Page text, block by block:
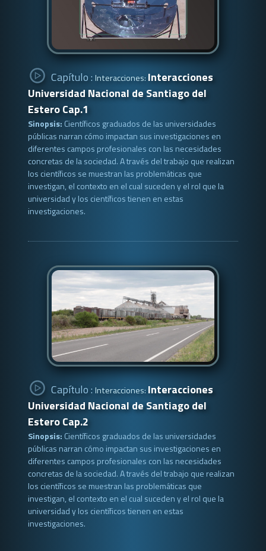
Capítulo : Interacciones: Interacciones
Universidad Nacional de Santiago del
Estero Cap.1
Sinopsis: Científicos graduados de las universidades
públicas narran cómo impactan sus investigaciones en
diferentes campos profesionales con las necesidades
concretas de la sociedad. A través del trabajo que realizan
los científicos se muestran las problemáticas que
investigan, el contexto en el cual suceden y el rol que la
universidad y los científicos tienen en estas
investigaciones.
Capítulo : Interacciones: Interacciones
Universidad Nacional de Santiago del
Estero Cap.2
Sinopsis: Científicos graduados de las universidades
públicas narran cómo impactan sus investigaciones en
diferentes campos profesionales con las necesidades
concretas de la sociedad. A través del trabajo que realizan
los científicos se muestran las problemáticas que
investigan, el contexto en el cual suceden y el rol que la
universidad y los científicos tienen en estas
investigaciones.